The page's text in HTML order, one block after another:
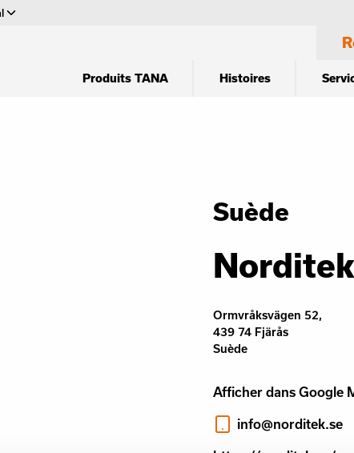
Produits TANA Histoires
Suède
Ormvråksvägen 52,
439 74 Fjärås
Suède
Afficher dans Google
info@norditek.se